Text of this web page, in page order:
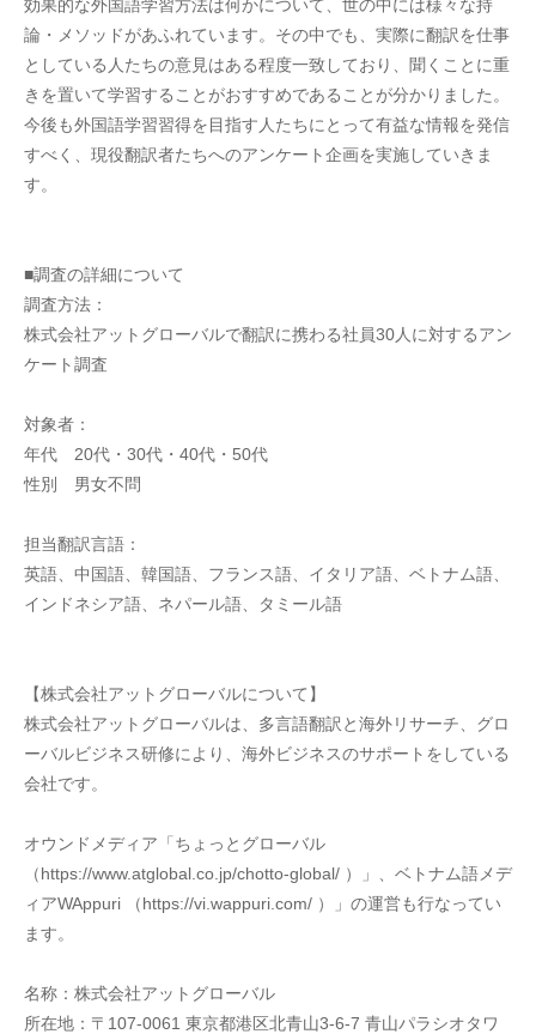
効果的な外国語学習方法は何かについて、世の中には様々な持
論・メソッドがあふれています。その中でも、実際に翻訳を仕事
としている人たちの意見はある程度一致しており、聞くことに重
きを置いて学習することがおすすめであることが分かりました。
今後も外国語学習習得を目指す人たちにとって有益な情報を発信
すべく、現役翻訳者たちへのアンケート企画を実施していきま
す。
■調査の詳細について
調査方法：
株式会社アットグローバルで翻訳に携わる社員30人に対するアン
ケート調査
対象者：
年代　20代・30代・40代・50代
性別　男女不問
担当翻訳言語：
英語、中国語、韓国語、フランス語、イタリア語、ベトナム語、
インドネシア語、ネパール語、タミール語
【株式会社アットグローバルについて】
株式会社アットグローバルは、多言語翻訳と海外リサーチ、グロ
ーバルビジネス研修により、海外ビジネスのサポートをしている
会社です。
オウンドメディア「ちょっとグローバル
（https://www.atglobal.co.jp/chotto-global/ ）」、ベトナム語メデ
ィアWAppuri （https://vi.wappuri.com/ ）」の運営も行なってい
ます。
名称：株式会社アットグローバル
所在地：〒107-0061 東京都港区北青山3-6-7 青山パラシオタワ